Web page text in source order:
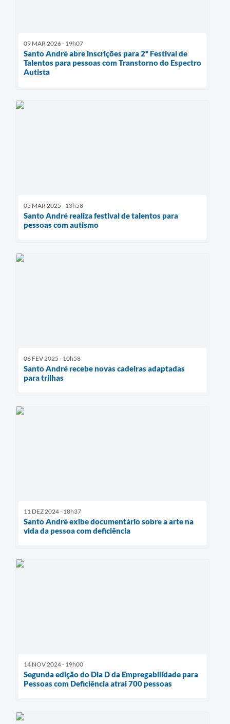
09 MAR 2026 - 19h07
Santo André abre inscrições para 2º Festival de
Talentos para pessoas com Transtorno do Espectro
Autista
05 MAR 2025 - 13h58
Santo André realiza festival de talentos para
pessoas com autismo
06 FEV 2025 - 10h58
Santo André recebe novas cadeiras adaptadas
para trilhas
11 DEZ 2024 - 18h37
Santo André exibe documentário sobre a arte na
vida da pessoa com deficiência
14 NOV 2024 - 19h00
Segunda edição do Dia D da Empregabilidade para
Pessoas com Deficiência atrai 700 pessoas